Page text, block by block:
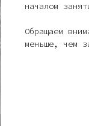
началом
Обращаем
меньше, чем